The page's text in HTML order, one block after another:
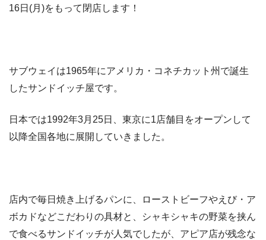
16日(月)をもって閉店します！
サブウェイは1965年にアメリカ・コネチカット州で誕生
したサンドイッチ屋です。
日本では1992年3月25日、東京に1店舗目をオープンして
以降全国各地に展開していきました。
店内で毎日焼き上げるパンに、ローストビーフやえび・ア
ボカドなどこだわりの具材と、シャキシャキの野菜を挟ん
で食べるサンドイッチが人気でしたが、アピア店が残念な